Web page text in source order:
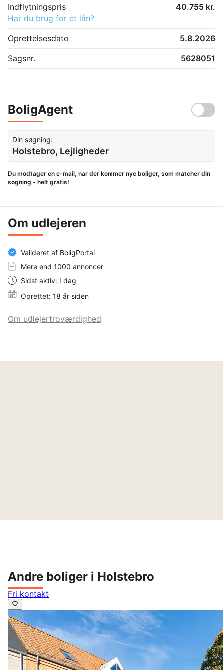
Indflytningspris
40.755 kr.
Har du brug for et lån?
Oprettelsesdato
5.8.2026
Sagsnr.
5628051
BoligAgent
Din søgning:
Holstebro, Lejligheder
Du modtager en e-mail, når der kommer nye boliger, som matcher din
søgning - helt gratis!
Om udlejeren
Valideret af BoligPortal
Mere end 1000 annoncer
Sidst aktiv: I dag
Oprettet: 18 år siden
Om udlejertroværdighed
Andre boliger i Holstebro
Fri kontakt